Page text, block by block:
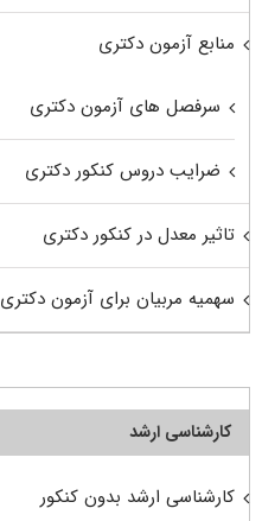
منابع آزمون دکتری
سرفصل های آزمون دکتری
ضرایب دروس کنکور دکتری
تاثیر معدل در کنکور دکتری
سهمیه مربیان برای آزمون دکتری
کارشناسی ارشد
کارشناسی ارشد بدون کنکور